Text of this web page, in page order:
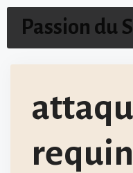
Aller
contenu
Passion du